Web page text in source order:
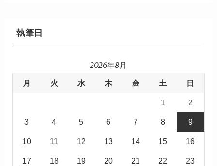
執筆日
2026年8月
月
火 水 木 金 土 日
1 2
3 4 5 6 7 8 9
10 11 12 13 14 15 16
17 18 19 20 21 22 23